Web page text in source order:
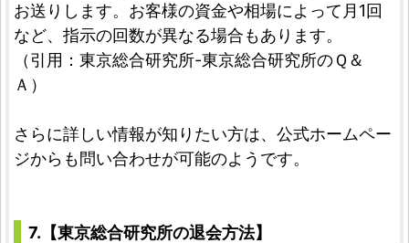
お送りします。お客様の資金や相場によって月1回
など、指示の回数が異なる場合もあります。
（引用：東京総合研究所-東京総合研究所のＱ＆
Ａ）
さらに詳しい情報が知りたい方は、公式ホームペー
ジからも問い合わせが可能のようです。
7.【東京総合研究所の退会方法】